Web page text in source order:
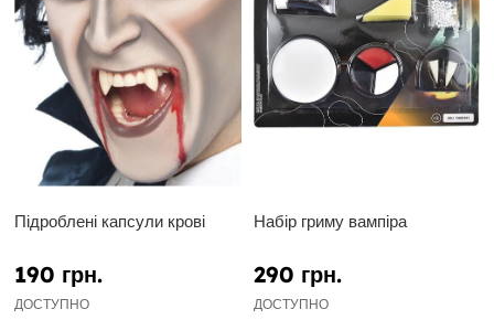
Підроблені капсули крові
190 грн.
ДОСТУПНО
Набір гриму вампіра
290 грн.
ДОСТУПНО